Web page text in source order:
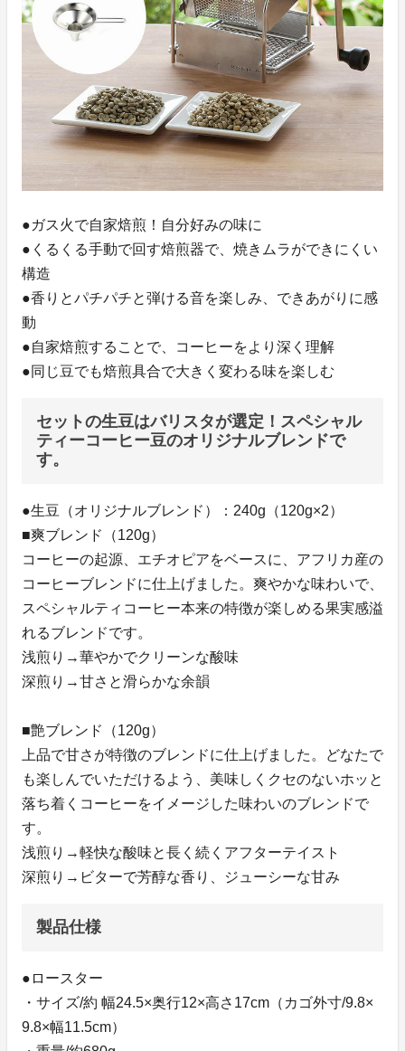
●ガス火で自家焙煎！自分好みの味に
●くるくる手動で回す焙煎器で、焼きムラができにくい
構造
●香りとパチパチと弾ける音を楽しみ、できあがりに感
動
●自家焙煎することで、コーヒーをより深く理解
●同じ豆でも焙煎具合で大きく変わる味を楽しむ
セットの生豆はバリスタが選定！スペシャル
ティーコーヒー豆のオリジナルブレンドで
す。
●生豆（オリジナルブレンド）：240g（120g×2）
■爽ブレンド（120g）
コーヒーの起源、エチオピアをベースに、アフリカ産の
コーヒーブレンドに仕上げました。爽やかな味わいで、
スペシャルティコーヒー本来の特徴が楽しめる果実感溢
れるブレンドです。
浅煎り→華やかでクリーンな酸味
深煎り→甘さと滑らかな余韻
■艶ブレンド（120g）
上品で甘さが特徴のブレンドに仕上げました。どなたで
も楽しんでいただけるよう、美味しくクセのないホッと
落ち着くコーヒーをイメージした味わいのブレンドで
す。
浅煎り→軽快な酸味と長く続くアフターテイスト
深煎り→ビターで芳醇な香り、ジューシーな甘み
製品仕様
●ロースター
・サイズ/約 幅24.5×奥行12×高さ17cm（カゴ外寸/9.8×
9.8×幅11.5cm）